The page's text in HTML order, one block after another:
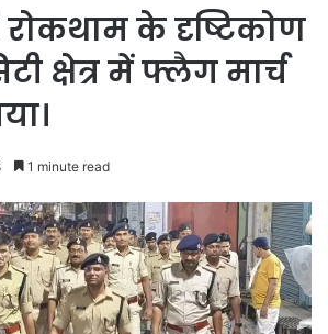
के दृष्टिकोण
क्षेत्र में फ्लैग मार्च
1 minute read